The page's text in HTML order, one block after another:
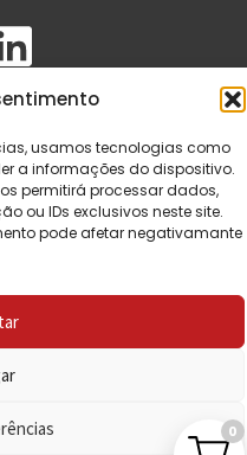
usamos tecnologias como
a informações do dispositivo.
permitirá processar dados,
ou IDs exclusivos neste site.
pode afetar negativamante
Todos os
0